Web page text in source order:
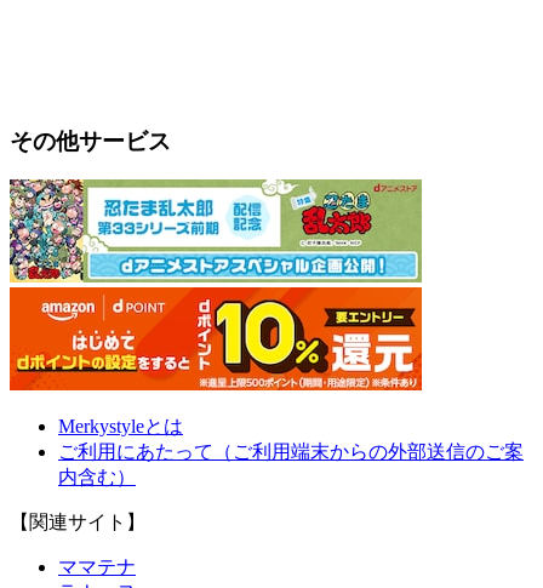
その他サービス
Merkystyleとは
ご利用にあたって（ご利用端末からの外部送信のご案
内含む）
【関連サイト】
ママテナ